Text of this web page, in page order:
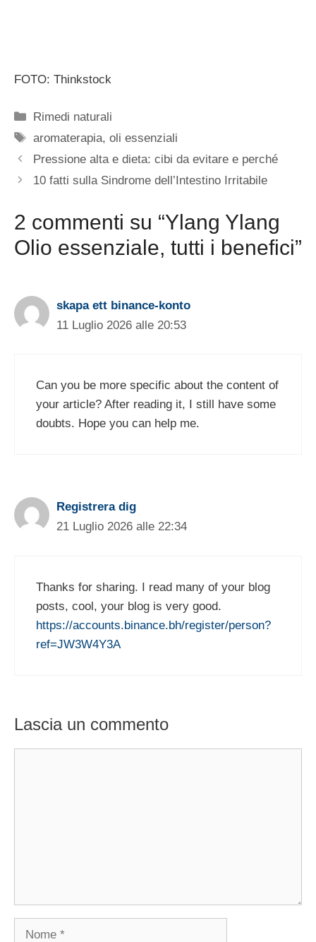
FOTO: Thinkstock
Categorie
Rimedi naturali
Tag
aromaterapia,oli essenziali
Pressione alta e dieta: cibi da evitare e perché
10 fatti sulla Sindrome dell’Intestino Irritabile
2 commenti su “Ylang Ylang
Olio essenziale, tutti i benefici”
skapa ett binance-konto
11 Luglio 2026 alle 20:53
Can you be more specific about the content of
your article? After reading it, I still have some
doubts. Hope you can help me.
Registrera dig
21 Luglio 2026 alle 22:34
Thanks for sharing. I read many of your blog
posts, cool, your blog is very good.
https://accounts.binance.bh/register/person?
ref=JW3W4Y3A
Lascia un commento
Nome